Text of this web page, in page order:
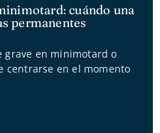
cuándo una
permanentes
grave en minimotard o
centrarse en el momento